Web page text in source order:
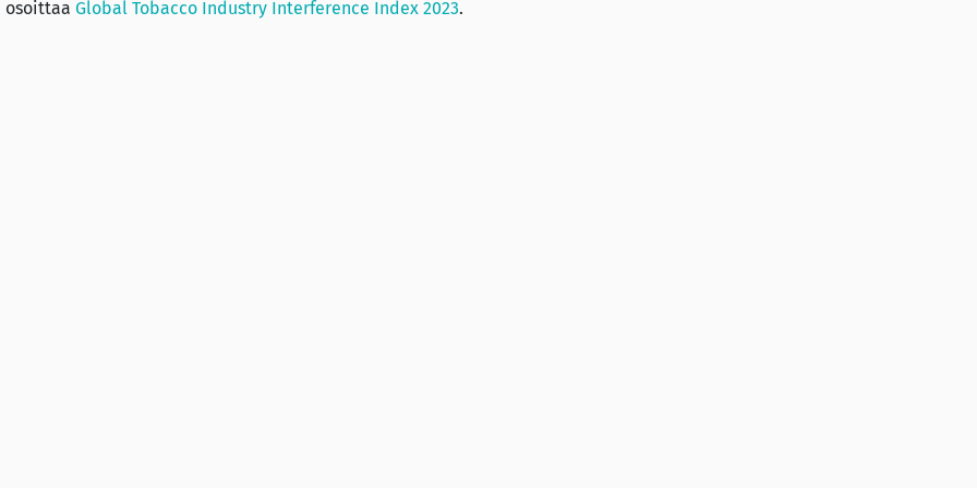
osoittaa Global Tobacco Industry Interference Index 2023.